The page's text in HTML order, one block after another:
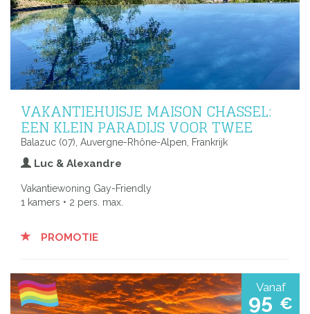
VAKANTIEHUISJE MAISON CHASSEL:
EEN KLEIN PARADIJS VOOR TWEE
Balazuc (07), Auvergne-Rhône-Alpen, Frankrijk
Luc & Alexandre
Vakantiewoning Gay-Friendly
1 kamers • 2 pers. max.
PROMOTIE
Vanaf
95 €